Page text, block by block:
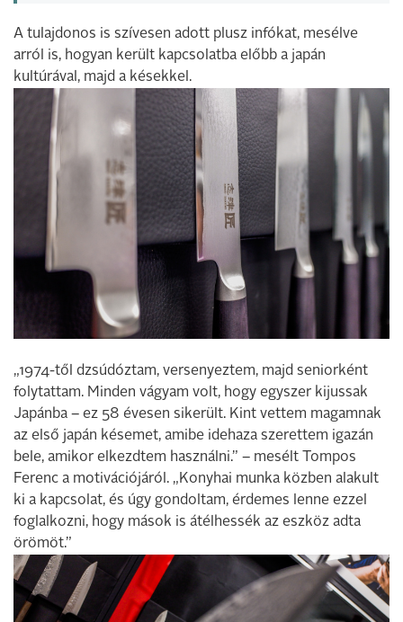
A tulajdonos is szívesen adott plusz infókat, mesélve
arról is, hogyan került kapcsolatba előbb a japán
kultúrával, majd a késekkel.
„1974-től dzsúdóztam, versenyeztem, majd seniorként
folytattam. Minden vágyam volt, hogy egyszer kijussak
Japánba – ez 58 évesen sikerült. Kint vettem magamnak
az első japán késemet, amibe idehaza szerettem igazán
bele, amikor elkezdtem használni.” – mesélt Tompos
Ferenc a motivációjáról. „Konyhai munka közben alakult
ki a kapcsolat, és úgy gondoltam, érdemes lenne ezzel
foglalkozni, hogy mások is átélhessék az eszköz adta
örömöt.”